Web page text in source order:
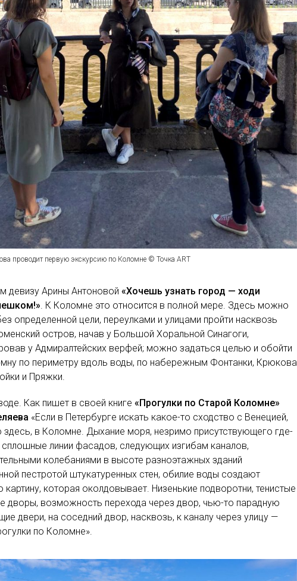
проводит первую экскурсию по Коломне © Точка ART
девизу Арины Антоновой «Хочешь узнать город — ходи
. К Коломне это относится в полной мере. Здесь можно
определенной цели, переулками и улицами пройти насквозь
остров, начав у Большой Хоральной Синагоги,
у Адмиралтейских верфей; можно задаться целью и обойти
по периметру вдоль воды, по набережным Фонтанки, Крюкова
и Пряжки.
Как пишет в своей книге «Прогулки по Старой Коломне»
«Если в Петербурге искать какое-то сходство с Венецией,
здесь, в Коломне. Дыхание моря, незримо присутствующего где-
линии фасадов, следующих изгибам каналов,
колебаниями в высоте разноэтажных зданий
пестротой штукатуренных стен, обилие воды создают
картину, которая околдовывает. Низенькие подворотни, тенистые
дворы, возможность перехода через двор, чью-то парадную
двери, на соседний двор, насквозь, к каналу через улицу —
по Коломне».